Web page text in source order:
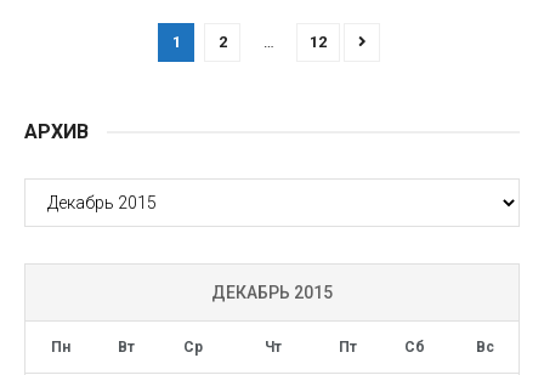
1 2 … 12
АРХИВ
АРХИВ
ДЕКАБРЬ 2015
Пн Вт Ср Чт Пт Сб Вс